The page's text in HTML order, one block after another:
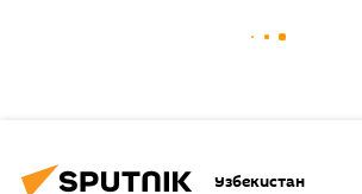
Узбекистан